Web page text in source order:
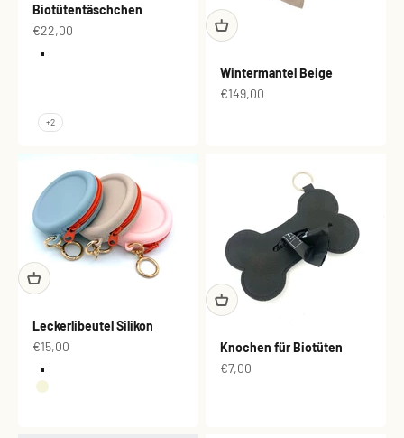
Biotütentäschchen
Angebot
€22,00
Farbe
Dunkelblau
+2
Wintermantel Beige
Angebot
€149,00
Leckerlibeutel Silikon
Angebot
€15,00
Farbe
Blau
Beige
Knochen für Biotüten
Angebot
€7,00